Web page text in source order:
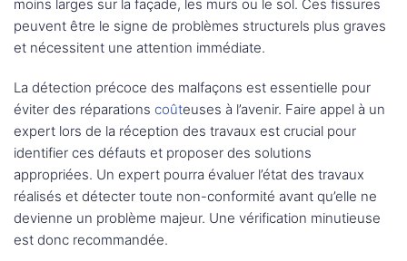
moins larges sur la façade, les murs ou le sol. Ces fissures
peuvent être le signe de problèmes structurels plus graves
et nécessitent une attention immédiate.
La détection précoce des malfaçons est essentielle pour
éviter des réparations coûteuses à l’avenir. Faire appel à un
expert lors de la réception des travaux est crucial pour
identifier ces défauts et proposer des solutions
appropriées. Un expert pourra évaluer l’état des travaux
réalisés et détecter toute non-conformité avant qu’elle ne
devienne un problème majeur. Une vérification minutieuse
est donc recommandée.